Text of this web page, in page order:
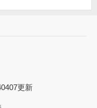
更新